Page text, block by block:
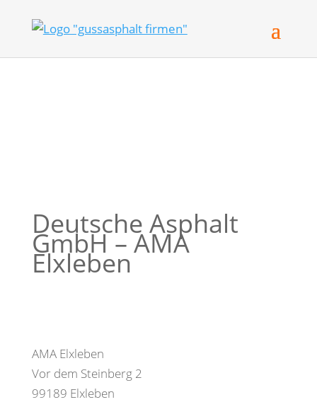
Deutsche Asphalt
GmbH – AMA
Elxleben
AMA Elxleben
Vor dem Steinberg 2
99189 Elxleben